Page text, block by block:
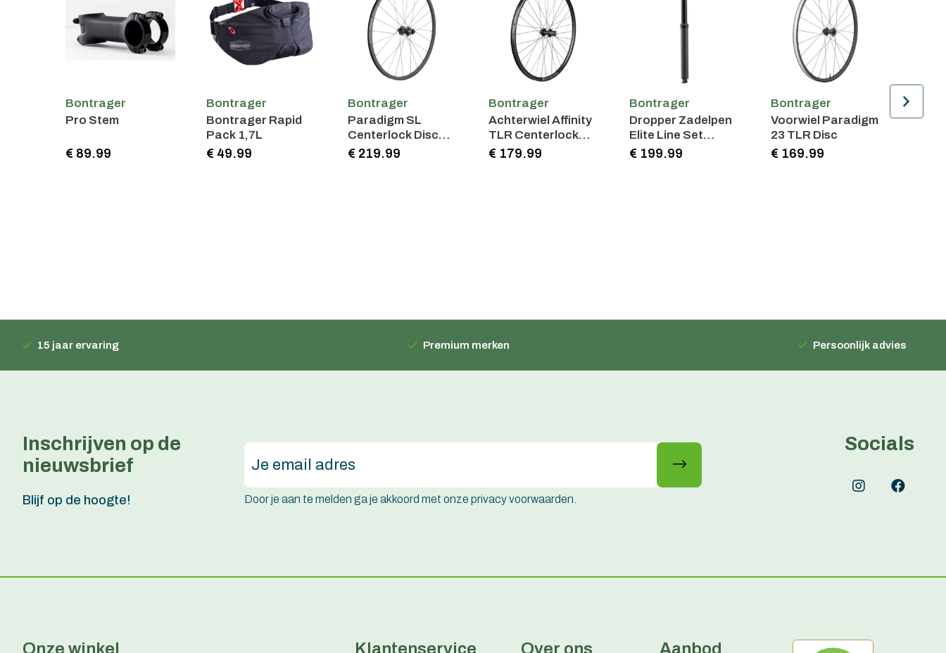
Bontrager
Pro Stem
€ 89.99
Bontrager
Bontrager Rapid
Pack 1,7L
€ 49.99
Bontrager
Paradigm SL
Centerlock Disc
24H Silver Nipples
€ 219.99
Bontrager
Achterwiel Affinity
TLR Centerlock
Disc 32-spaaks
€ 179.99
Bontrager
Dropper Zadelpen
Elite Line Set
31.6mm 100mm
€ 199.99
Bontrager
Voorwiel Paradigm
23 TLR Disc
€ 169.99
15 jaar ervaring Premium merken Persoonlijk advies
Inschrijven op de
nieuwsbrief
Blijf op de hoogte! Door je aan te melden ga je akkoord met onze privacy voorwaarden.
Socials
Onze winkel Klantenservice Over ons Aanbod